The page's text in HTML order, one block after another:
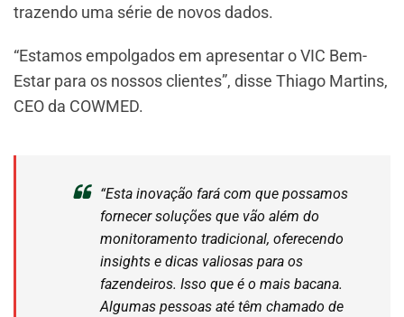
trazendo uma série de novos dados.
“Estamos empolgados em apresentar o VIC Bem-
Estar para os nossos clientes”, disse Thiago Martins,
CEO da COWMED.
“Esta inovação fará com que possamos
fornecer soluções que vão além do
monitoramento tradicional, oferecendo
insights e dicas valiosas para os
fazendeiros. Isso que é o mais bacana.
Algumas pessoas até têm chamado de